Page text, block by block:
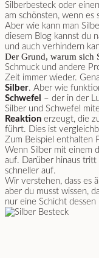
Silberbesteck oder
am schönsten, wenn es
Aber wie kann man
diesem Blog kannst du
und auch verhindern
Der Grund, warum sich
Schmuck und andere
Zeit immer wieder.
Silber. Aber wie
Schwefel – der in der
Silber und Schwefel
Reaktion erzeugt, die
führt. Dies ist
Zum Beispiel enthalten
Wenn Silber mit einem
auf. Darüber hinaus tritt
schneller auf.
Wir verstehen, dass es
aber du musst wissen,
nur eine Schicht